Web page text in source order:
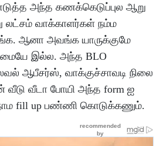
அந்த கணக்கெடுப்புல ஆறு
லட்சம் வாக்காளர்கள் நம்ம
ஆனா அவங்க யாருக்குமே
இல்ல. அந்த BLO
ஆபீசர்ஸ், வாக்குச்சாவடி நிலை
வீடா போயி அந்த form ஐ
fill up பண்ணி கொடுக்கணும்.